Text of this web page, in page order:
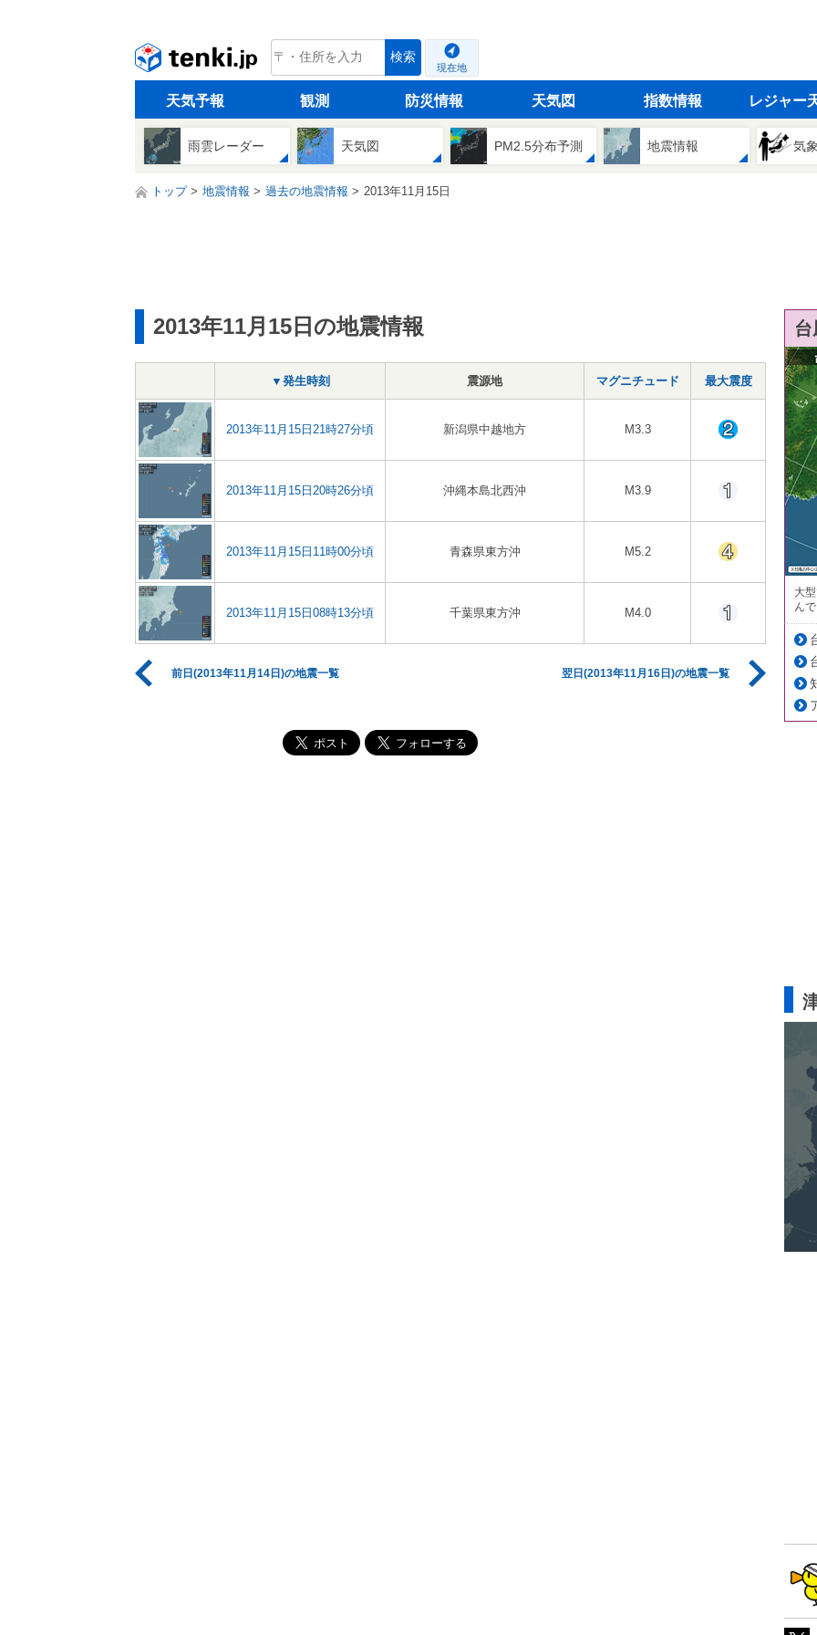
tenki.jp 検索
現在地
天気予報 観測 防災情報 天気図 指数情報 レジャー
雨雲レーダー 天気図 PM2.5分布予測 地震情報 気
トップ 地震情報 過去の地震情報 2013年11月15日
2013年11月15日の地震情報
▼発生時刻 震源地 マグニチュード 最大震度
2013年11月15日21時27分頃 新潟県中越地方 M3.3
2013年11月15日20時26分頃 沖縄本島北西沖 M3.9
2013年11月15日11時00分頃 青森県東方沖 M5.2
2013年11月15日08時13分頃 千葉県東方沖 M4.0
前日(2013年11月14日)の地震一覧 翌日(2013年11月16日)の地震一覧
大
ん